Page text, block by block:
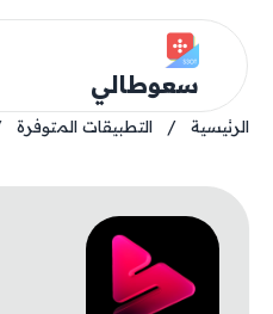
سعوطالي
الرئيسية / التطبيقات المتوفرة